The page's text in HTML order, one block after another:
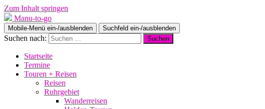
Zum Inhalt springen
Manu-to-go
Mobile-Menü ein-/ausblenden Suchfeld ein-/ausblenden
Suchen nach:
Startseite
Termine
Touren + Reisen
Reisen
Ruhrgebiet
Wanderreisen